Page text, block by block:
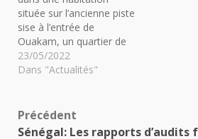
située sur l’ancienne piste
sise à l’entrée de
Ouakam, un quartier de
Dakar. C'est suite à un
violent incendie qui s’est
effet, le sinistre a causé la
mort d’une jeune femme.
23/05/2022
Dans "Actualités"
Navigation
Précédent
Sénégal: Les rapports d’audits